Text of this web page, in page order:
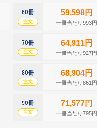
60冊
注文
59,598円
一冊当たり993円
70冊
注文
64,911円
一冊当たり927円
80冊
注文
68,904円
一冊当たり861円
90冊
注文
71,577円
一冊当たり795円